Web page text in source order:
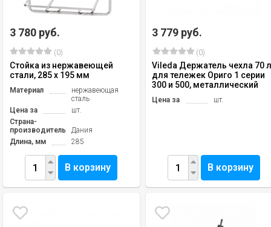
3 780 руб.
(0)
Стойка из нержавеющей
стали, 285 x 195 мм
Материал
нержавеющая
сталь
Цена за
шт.
Страна-
производитель
Дания
Длина, мм
285
В корзину
3 779 руб.
(0)
Vileda Держатель чехла 70
для тележек Ориго 1 серии
300 и 500, металлический
Цена за шт.
В корзину